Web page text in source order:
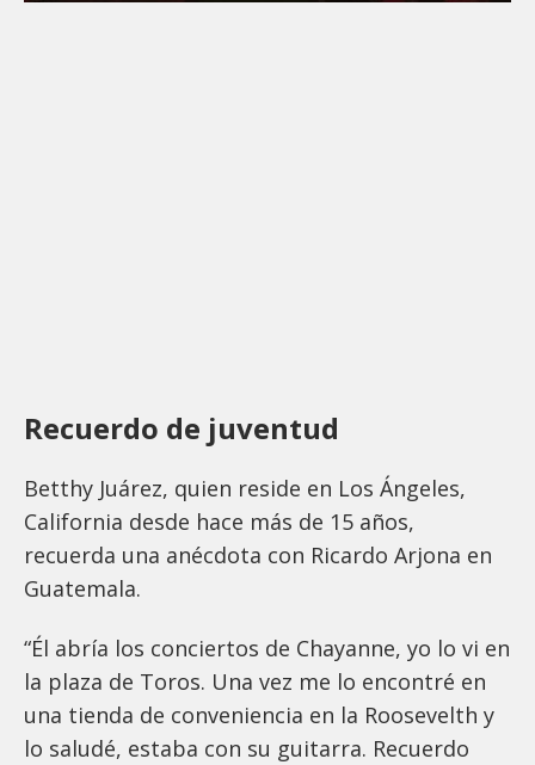
Recuerdo de juventud
Betthy Juárez, quien reside en Los Ángeles,
California desde hace más de 15 años,
recuerda una anécdota con Ricardo Arjona en
Guatemala.
“Él abría los conciertos de Chayanne, yo lo vi en
la plaza de Toros. Una vez me lo encontré en
una tienda de conveniencia en la Roosevelth y
lo saludé, estaba con su guitarra. Recuerdo